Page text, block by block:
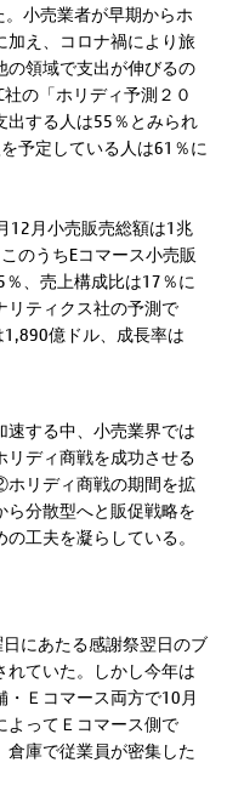
小売業者が早期からホ
加え、コロナ禍により旅
の領域で支出が伸びるの
の「ホリディ予測２０
出する人は55％とみられ
予定している人は61％に
12月小売販売総額は1兆
のうちEコマース小売販
、売上構成比は17％に
リティクス社の予測で
億ドル、成長率は
する中、小売業界では
リディ商戦を成功させる
リディ商戦の期間を拡
ら分散型へと販促戦略を
工夫を凝らしている。
にあたる感謝祭翌日のブ
れていた。しかし今年は
Ｅコマース両方で10月
よってＥコマース側で
倉庫で従業員が密集した